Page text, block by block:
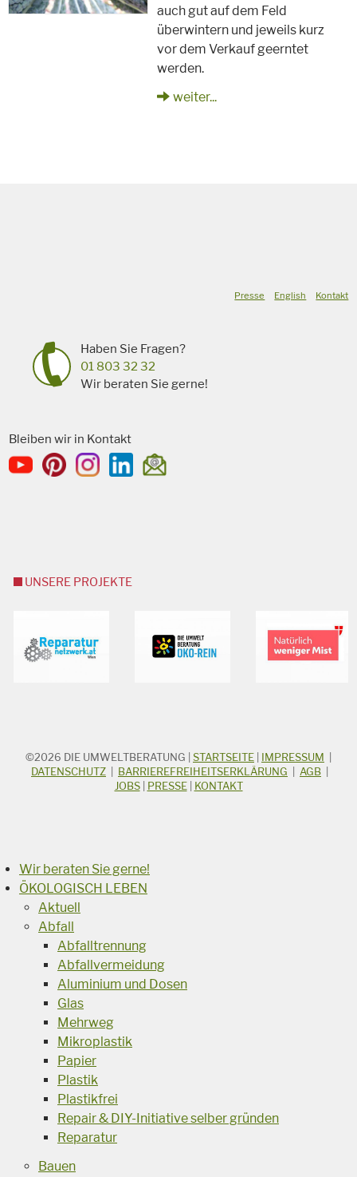
auch gut auf dem Feld
überwintern und jeweils kurz
vor dem Verkauf geerntet
werden.
weiter...
Presse English Kontakt
Haben Sie Fragen?
01 803 32 32
Wir beraten Sie gerne!
Bleiben wir in Kontakt
UNSERE PROJEKTE
STICHWORTSUCHE
Suchbegriff
©2026 DIE UMWELTBERATUNG STARTSEITE IMPRESSUM
DATENSCHUTZ
BARRIEREFREIHEITSERKLÄRUNG AGB
JOBS| PRESSE| KONTAKT
Wir beraten Sie gerne!
ÖKOLOGISCH LEBEN
Aktuell
Abfall
Abfalltrennung
Abfallvermeidung
Aluminium und Dosen
Glas
Mehrweg
Mikroplastik
Papier
Plastik
Plastikfrei
Repair & DIY-Initiative selber gründen
Reparatur
Bauen